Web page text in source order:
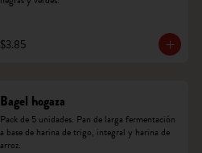
$3.85
Bagel hogaza
Pack de 5 unidades. Pan de larga fermentación
a base de harina de trigo, integral y harina de
arroz.